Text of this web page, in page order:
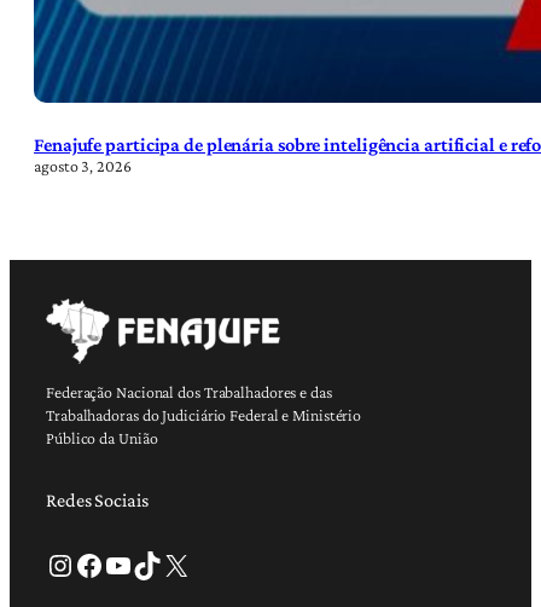
Fenajufe participa de plenária sobre inteligência artificial e
agosto 3, 2026
Federação Nacional dos Trabalhadores e das
Trabalhadoras do Judiciário Federal e Ministério
Público da União
Redes Sociais
Instagram Facebook Youtube TikTok X